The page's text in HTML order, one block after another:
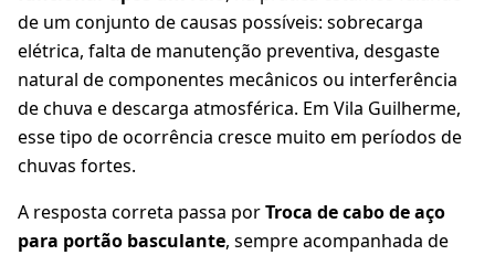
de um conjunto de causas possíveis: sobrecarga
elétrica, falta de manutenção preventiva, desgaste
natural de componentes mecânicos ou interferência
de chuva e descarga atmosférica. Em Vila Guilherme,
esse tipo de ocorrência cresce muito em períodos de
chuvas fortes.
A resposta correta passa porTroca de cabo de aço
para portão basculante, sempre acompanhada de